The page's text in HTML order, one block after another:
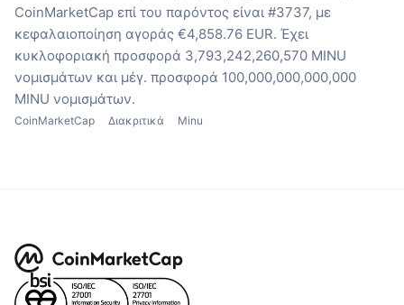
CoinMarketCap επί του παρόντος είναι #3737, με
κεφαλαιοποίηση αγοράς €4,858.76 EUR. Έχει
κυκλοφοριακή προσφορά 3,793,242,260,570 MINU
νομισμάτων και μέγ. προσφορά 100,000,000,000,000
MINU νομισμάτων.
CoinMarketCap Διακριτικά Minu